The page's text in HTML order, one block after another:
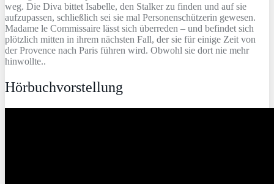
weg. Die Diva bittet Isabelle, den Stalker zu finden und auf sie
aufzupassen, schließlich sei sie mal Personenschützerin gewesen.
Madame le Commissaire lässt sich überreden – und befindet sich
plötzlich mitten in ihrem nächsten Fall, der sie für einige Zeit von
der Provence nach Paris führen wird. Obwohl sie dort nie mehr
hinwollte..
Hörbuchvorstellung